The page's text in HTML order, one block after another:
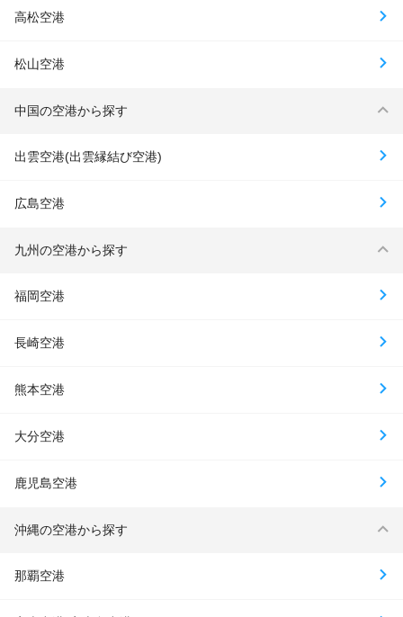
高松空港
松山空港
中国の空港から探す
出雲空港(出雲縁結び空港)
広島空港
九州の空港から探す
福岡空港
長崎空港
熊本空港
大分空港
鹿児島空港
沖縄の空港から探す
那覇空港